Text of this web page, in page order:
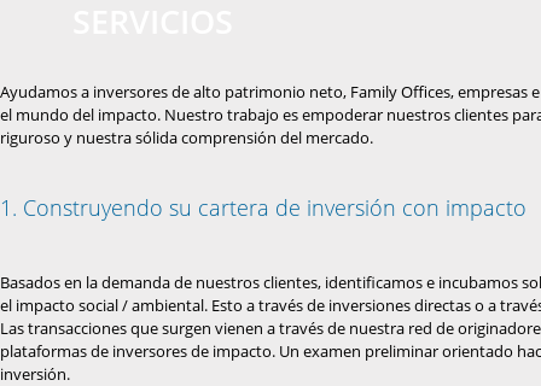
Ayudamos a inversores de alto patrimonio neto, Family Offices,
el mundo del impacto. Nuestro trabajo es empoderar nuestros clientes
riguroso y nuestra sólida comprensión del mercado.
1. Construyendo su cartera de inversión con impacto
Basados en la demanda de nuestros clientes, identificamos e incubamos
el impacto social / ambiental. Esto a través de inversiones directas o a
Las transacciones que surgen vienen a través de nuestra red de
plataformas de inversores de impacto. Un examen preliminar orientado
inversión.